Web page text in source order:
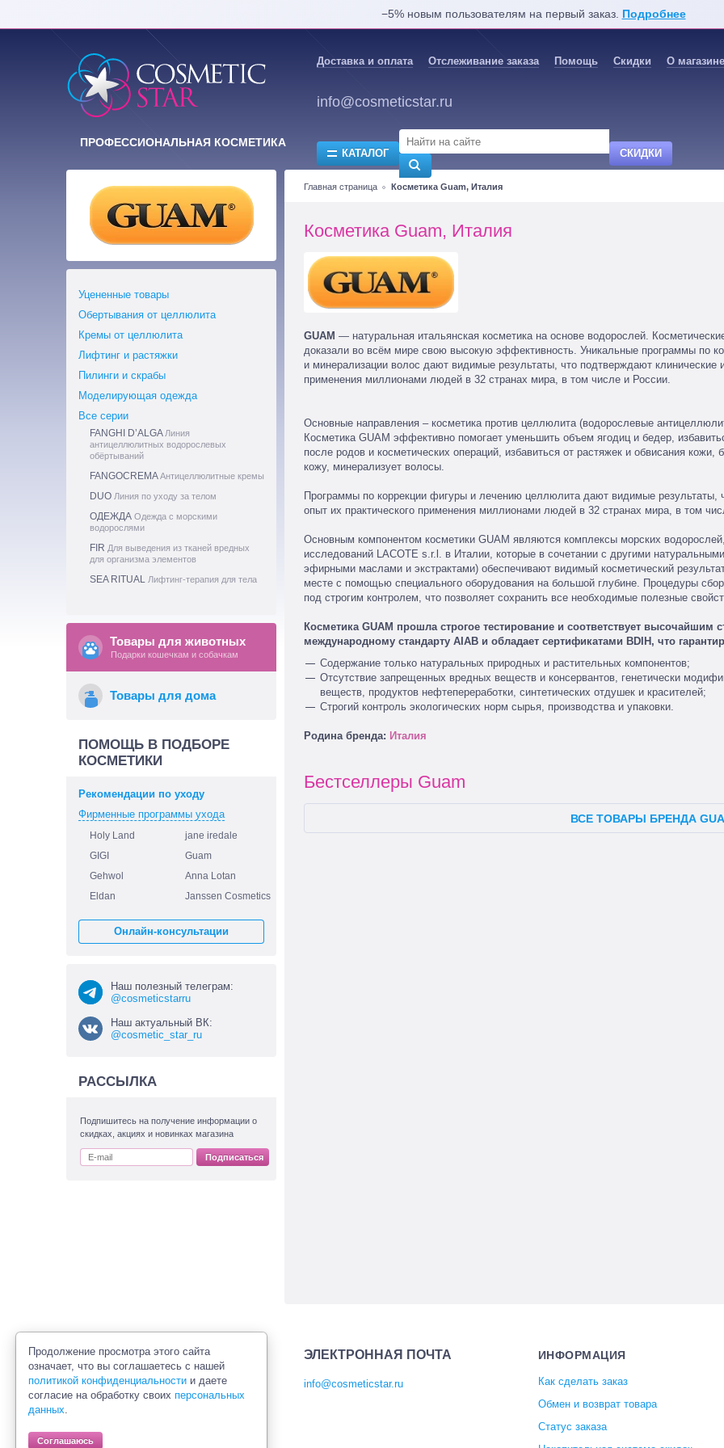
−5% новым пользователям на первый заказ. Подробнее
ПРОФЕССИОНАЛЬНАЯ КОСМЕТИКА
Доставка и оплата Отслеживание заказа Помощь Скидки О магазине
info@cosmeticstar.ru
КАТАЛОГ СКИДКИ
Главная страница Косметика Guam, Италия
Косметика Guam, Италия
GUAM — натуральная итальянская косметика на основе водорослей.
доказали во всём мире свою высокую эффективность. Уникальные программы по
и минерализации волос дают видимые результаты, что подтверждают клинические
применения миллионами людей в 32 странах мира, в том числе и России.
Основные направления – косметика против целлюлита (водорослевые
Косметика GUAM эффективно помогает уменьшить объем ягодиц и бедер,
после родов и косметических операций, избавиться от растяжек и обвисания
кожу, минерализует волосы.
Программы по коррекции фигуры и лечению целлюлита дают видимые результаты,
опыт их практического применения миллионами людей в 32 странах мира, в том
Основным компонентом косметики GUAM являются комплексы морских
исследований LACOTE s.r.l. в Италии, которые в сочетании с другими
эфирными маслами и экстрактами) обеспечивают видимый косметический
месте с помощью специального оборудования на большой глубине. Процедуры
под строгим контролем, что позволяет сохранить все необходимые полезные
Косметика GUAM прошла строгое тестирование и соответствует высочайшим
международному стандарту AIAB и обладает сертификатами BDIH, что
Cодержание только натуральных природных и растительных компонентов;
Oтсутствие запрещенных вредных веществ и консервантов, генетически
веществ, продуктов нефтепереработки, синтетических отдушек и красителей;
Строгий контроль экологических норм сырья, производства и упаковки.
Родина бренда: Италия
Бестселлеры Guam
ВСЕ ТОВАРЫ БРЕНДА
Уцененные товары
Обертывания от целлюлита
Кремы от целлюлита
Лифтинг и растяжки
Пилинги и скрабы
Моделирующая одежда
Все серии
FANGHI D’ALGA Линия
антицеллюлитных водорослевых
обёртываний
FANGOCREMAАнтицеллюлитные кремы
DUO Линия по уходу за телом
ОДЕЖДА Одежда c морскими
водорослями
FIR Для выведения из тканей вредных
для организма элементов
SEA RITUAL Лифтинг-терапия для тела
Товары для животных
Подарки кошечкам и собачкам
Товары для дома
ПОМОЩЬ В ПОДБОРЕ
КОСМЕТИКИ
Рекомендации по уходу
Фирменные программы ухода
Holy Land
jane iredale
GIGI
Guam
Gehwol
Anna Lotan
Eldan
Janssen Cosmetics
Онлайн-консультации
Наш полезный телеграм:
@cosmeticstarru
Наш актуальный ВК:
@cosmetic_star_ru
РАССЫЛКА
Подпишитесь на получение информации о
скидках, акциях и новинках магазина
Подписаться
Политика конфиденциальности
данных
ЭЛЕКТРОННАЯ ПОЧТА
info@cosmeticstar.ru
ИНФОРМАЦИЯ
Как сделать заказ
Обмен и возврат товара
Статус заказа
Продолжение просмотра этого сайта
означает, что вы соглашаетесь с нашей
политикой конфиденциальности и даете
согласие на обработку своих персональных
данных.
Соглашаюсь